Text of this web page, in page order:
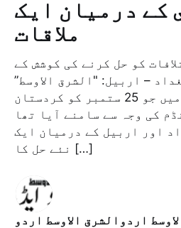
کے درمیان ایک
ملاقات
کو حل کرنے کی کوشش کے
– اربيل: "الشرق الاوسط”
اس بحران کے سلسلہ میں جو 25 ستمبر کو کردستان
کی وجہ سے سامنے آیا تھا
اور اربیل کے درمیان ایک
نئے حل کا […]
اردوالشرق الاوسط اردو